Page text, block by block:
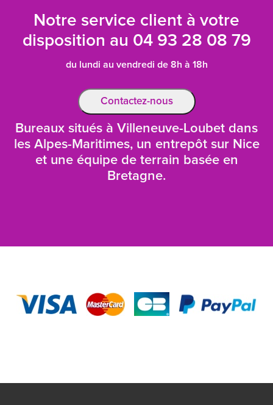
Notre service client à votre
disposition au 04 93 28 08 79
du lundi au vendredi de 8h à 18h
Contactez-nous
Bureaux situés à Villeneuve-Loubet dans
les Alpes-Maritimes, un entrepôt sur Nice
et une équipe de terrain basée en
Bretagne.